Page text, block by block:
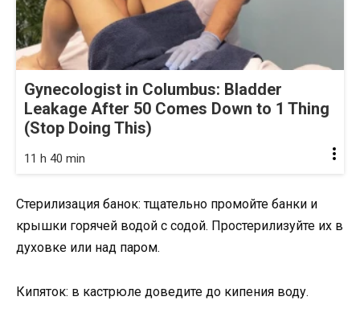
Gynecologist in Columbus: Bladder
Leakage After 50 Comes Down to 1 Thing
(Stop Doing This)
11 h 40 min
Стерилизация банок: тщательно промойте банки и
крышки горячей водой с содой. Простерилизуйте их в
духовке или над паром.
Кипяток: в кастрюле доведите до кипения воду.